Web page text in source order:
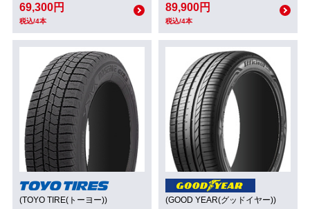
69,300円
税込/4本
89,900円
税込/4本
(TOYO TIRE(トーヨー)) (GOOD YEAR(グッドイヤー))